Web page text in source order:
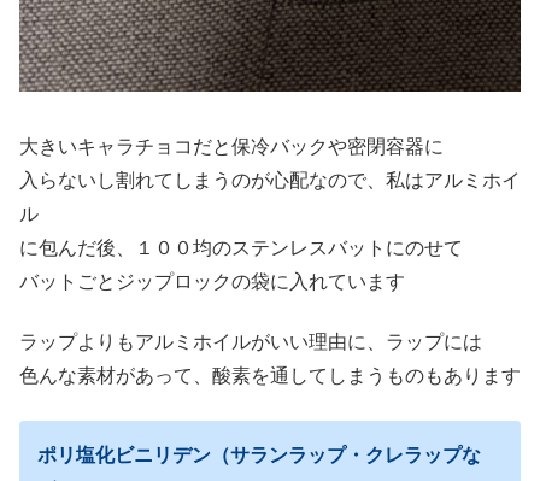
大きいキャラチョコだと保冷バックや密閉容器に
入らないし割れてしまうのが心配なので、私はアルミホイ
ル
に包んだ後、１００均のステンレスバットにのせて
バットごとジップロックの袋に入れています
ラップよりもアルミホイルがいい理由に、ラップには
色んな素材があって、酸素を通してしまうものもあります
ポリ塩化ビニリデン（サランラップ・クレラップな